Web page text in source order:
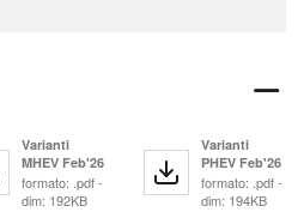
Varianti
MHEV Feb'26
formato: .pdf -
dim: 192KB
Varianti
PHEV Feb'26
formato: .pdf -
dim: 194KB